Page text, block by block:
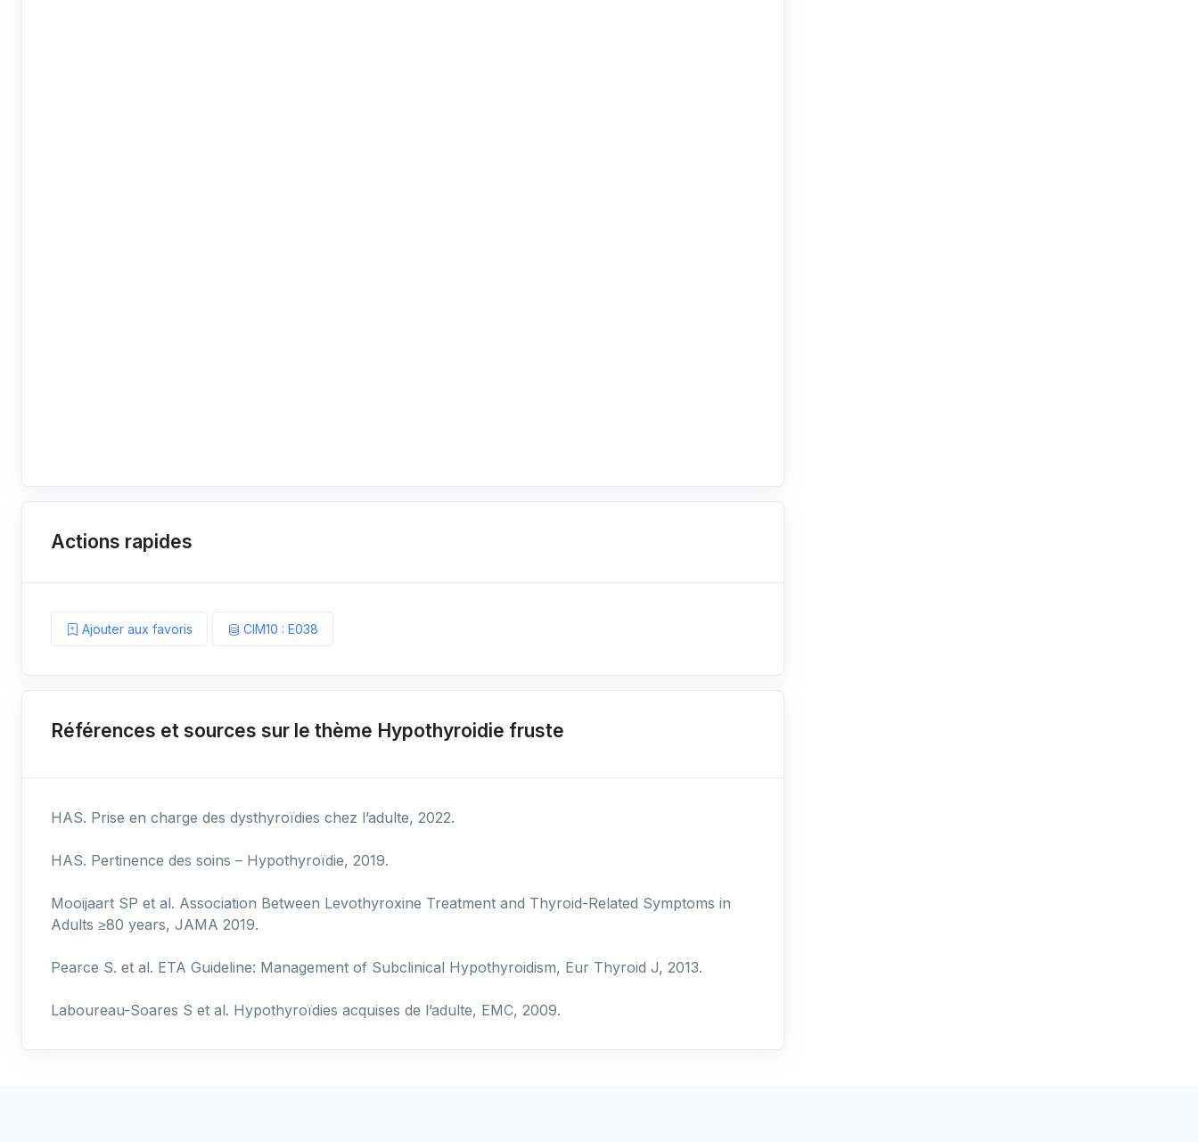
Actions rapides
Ajouter aux favoris CIM10 : E038
Références et sources sur le thème Hypothyroidie fruste
HAS. Prise en charge des dysthyroïdies chez l’adulte, 2022.
HAS. Pertinence des soins – Hypothyroïdie, 2019.
Mooijaart SP et al. Association Between Levothyroxine Treatment and Thyroid-Related Symptoms in
Adults ≥80 years, JAMA 2019.
Pearce S. et al. ETA Guideline: Management of Subclinical Hypothyroidism, Eur Thyroid J, 2013.
Laboureau-Soares S et al. Hypothyroïdies acquises de l’adulte, EMC, 2009.